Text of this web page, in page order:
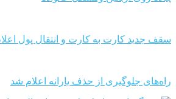
سقف جدید کارت به کارت و انتقال پول
راه‌های جلوگیری از حذف یارانه اعلام شد